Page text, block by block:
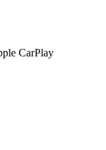
CarPlay